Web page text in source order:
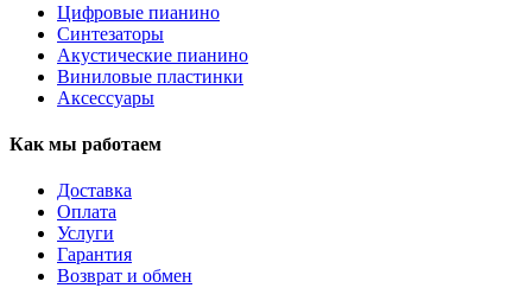
Цифровые пианино
Синтезаторы
Акустические пианино
Виниловые пластинки
Аксессуары
Как мы работаем
Доставка
Оплата
Услуги
Гарантия
Возврат и обмен